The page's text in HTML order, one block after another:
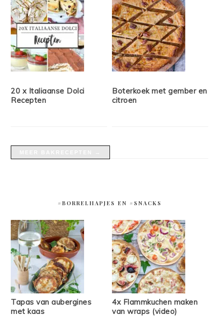
20 x Italiaanse Dolci
Recepten
Boterkoek met gember en
citroen
#BORRELHAPJES EN #SNACKS
Tapas van aubergines
met kaas
4x Flammkuchen maken
van wraps (video)